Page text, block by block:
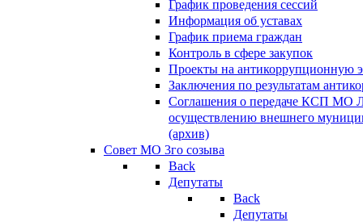
График проведения сессий
Информация об уставах
График приема граждан
Контроль в сфере закупок
Проекты на антикоррупционную
Заключения по результатам
Соглашения о передаче КСП МО
осуществлению внешнего
(архив)
Совет МО 3го созыва
Back
Депутаты
Back
Депутаты